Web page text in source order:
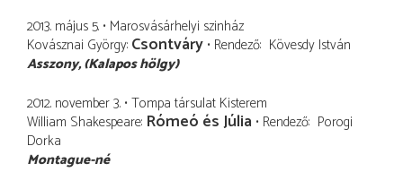
2013. május 5. Marosvásárhelyi szinház
Kovásznai György Csontváry Rendező Kövesdy István
Asszony (Kalapos hölgy)
2012. november 3. Tompa társulat Kisterem
William Shakespeare Rómeó és Júlia Rendező Porogi
Dorka
Montague-né